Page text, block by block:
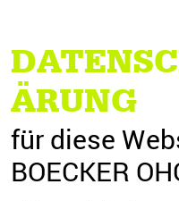
ÄRUNG
für diese
BOECKER